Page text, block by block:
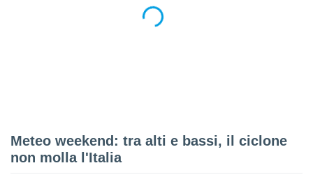
Meteo weekend: tra alti e bassi, il ciclone
non molla l'Italia